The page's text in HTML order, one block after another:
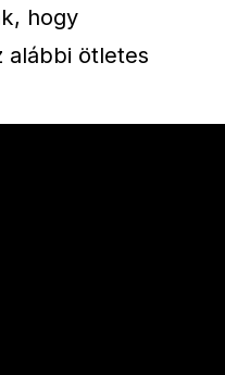
hogy
alábbi ötletes